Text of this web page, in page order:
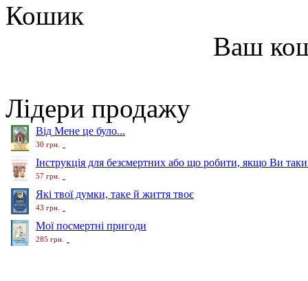
Кошик
Ваш
Лідери продажу
Від Мене це було...
30 грн.
Інструкція для безсмертних або що робити, якщо Ви
57 грн.
Які твої думки, таке й життя твоє
43 грн.
Мої посмертні пригоди
285 грн.